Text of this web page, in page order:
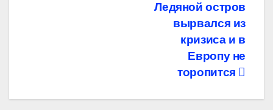
Ледяной остров
вырвался из
кризиса и в
Европу не
торопится